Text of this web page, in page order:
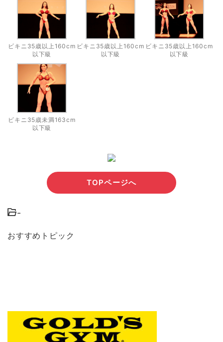
ビキニ35歳以上160cm
以下級
ビキニ35歳以上160cm
以下級
ビキニ35歳以上160cm
以下級
ビキニ35歳未満163cm
以下級
TOPページへ
-
おすすめトピック